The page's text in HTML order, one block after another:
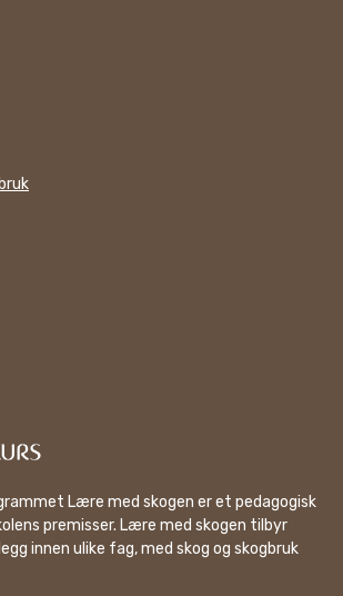
Lære med skogen er et pedagogisk
premisser. Lære med skogen tilbyr
innen ulike fag, med skog og skogbruk